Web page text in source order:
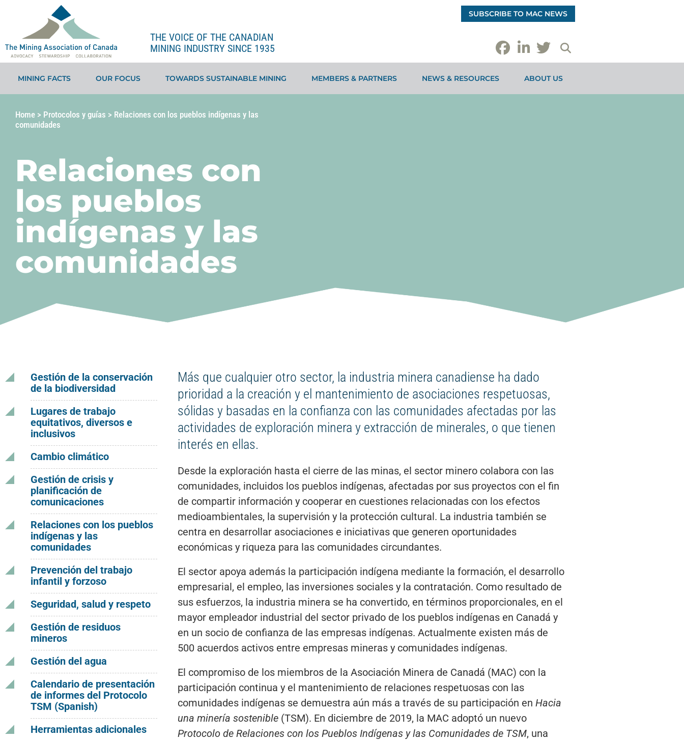
THE VOICE OF THE CANADIAN
MINING INDUSTRY SINCE 1935
SUBSCRIBE TO MAC NEWS
MINING FACTS OUR FOCUS TOWARDS SUSTAINABLE MINING MEMBERS & PARTNERS NEWS & RESOURCES ABOUT US
Home > Protocolos y guías > Relaciones con los pueblos indígenas y las
comunidades
Relaciones con
los pueblos
indígenas y las
comunidades
Gestión de la conservación
de la biodiversidad
Lugares de trabajo
equitativos, diversos e
inclusivos
Cambio climático
Gestión de crisis y
planificación de
comunicaciones
Relaciones con los pueblos
indígenas y las
comunidades
Prevención del trabajo
infantil y forzoso
Seguridad, salud y respeto
Gestión de residuos
mineros
Gestión del agua
Calendario de presentación
de informes del Protocolo
TSM (Spanish)
Herramientas adicionales
Más que cualquier otro sector, la industria minera canadiense ha dado
prioridad a la creación y el mantenimiento de asociaciones respetuosas,
sólidas y basadas en la confianza con las comunidades afectadas por las
actividades de exploración minera y extracción de minerales, o que tienen
interés en ellas.
Desde la exploración hasta el cierre de las minas, el sector minero colabora con las
comunidades, incluidos los pueblos indígenas, afectadas por sus proyectos con el fin
de compartir información y cooperar en cuestiones relacionadas con los efectos
medioambientales, la supervisión y la protección cultural. La industria también se
centra en desarrollar asociaciones e iniciativas que generen oportunidades
económicas y riqueza para las comunidades circundantes.
El sector apoya además la participación indígena mediante la formación, el desarrollo
empresarial, el empleo, las inversiones sociales y la contratación. Como resultado de
sus esfuerzos, la industria minera se ha convertido, en términos proporcionales, en el
mayor empleador industrial del sector privado de los pueblos indígenas en Canadá y
en un socio de confianza de las empresas indígenas. Actualmente existen más de
500 acuerdos activos entre empresas mineras y comunidades indígenas.
El compromiso de los miembros de la Asociación Minera de Canadá (MAC) con la
participación continua y el mantenimiento de relaciones respetuosas con las
comunidades indígenas se demuestra aún más a través de su participación enHacia
una minería sostenible (TSM). En diciembre de 2019, la MAC adoptó un nuevo
Protocolo de Relaciones con los Pueblos Indígenas y las Comunidades de TSM, una